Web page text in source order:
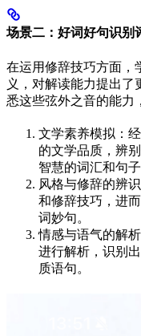
场景二：好词好句识别
在运用修辞技巧方面，
义，对解读能力提出了
悉这些弦外之音的能力
文学素养模拟：
的文学品质，辨
智慧的词汇和句子
风格与修辞的辨
和修辞技巧，进
词妙句。
情感与语气的解
进行解析，识别
质语句。